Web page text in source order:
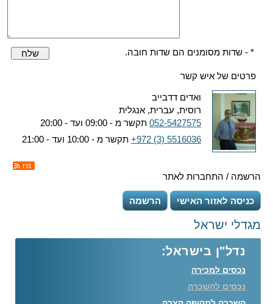
* - שדות מסומנים הם שדות חובה. שלח
פרטים של איש קשר
ואדים דדבייב
רוסית, עברית, אנגלית
052-5427575 תקשר מ - 09:00 ועד - 20:00
+972 (3) 5516036 תקשר מ - 10:00 ועד - 21:00
הרשמה / התחברות לאתר
כניסה לאזור האישי הרשמה
מגדלי ישראל
נדל"ן בישראל:
נכסים למכירה
נכסים להשכרה